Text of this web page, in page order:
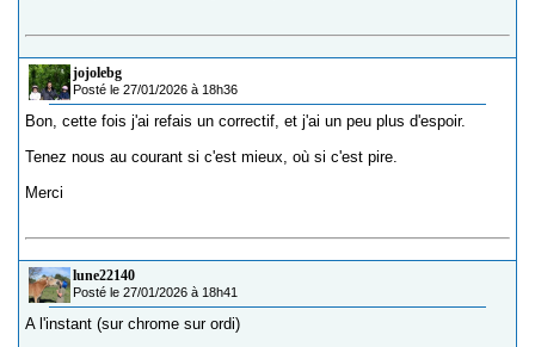
jojolebg
Posté le 27/01/2026 à 18h36
Bon, cette fois j'ai refais un correctif, et j'ai un peu plus d'espoir.
Tenez nous au courant si c'est mieux, où si c'est pire.
Merci
lune22140
Posté le 27/01/2026 à 18h41
A l'instant (sur chrome sur ordi)